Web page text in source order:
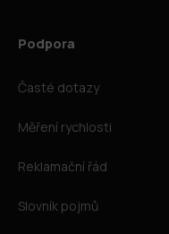
Podpora
Časté dotazy
Měření rychlosti
Reklamační řád
Slovník pojmů